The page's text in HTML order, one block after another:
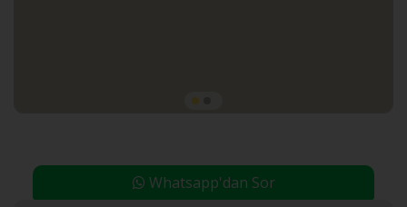
Whatsapp'dan Sor